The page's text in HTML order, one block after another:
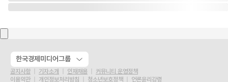
한국경제미디어그룹
공지사항 기자소개 인재채용
커뮤니티 운영정책
이용약관
개인정보처리방침 청소년보호정책 언론윤리강령